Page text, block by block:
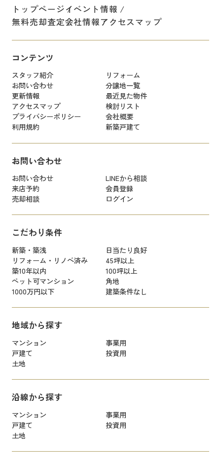
トップページイベント情報
無料売却査定会社情報アクセスマップ
コンテンツ
スタッフ紹介
リフォーム
お問い合わせ
分譲地一覧
更新情報
最近見た物件
アクセスマップ
検討リスト
プライバシーポリシー
会社概要
利用規約
新築戸建て
お問い合わせ
お問い合わせ
LINEから相談
来店予約
会員登録
売却相談
ログイン
こだわり条件
新築・築浅
日当たり良好
リフォーム・リノベ済み
45坪以上
築10年以内
100坪以上
ペット可マンション
角地
1000万円以下
建築条件なし
地域から探す
マンション
事業用
戸建て
投資用
土地
沿線から探す
マンション
事業用
戸建て
投資用
土地